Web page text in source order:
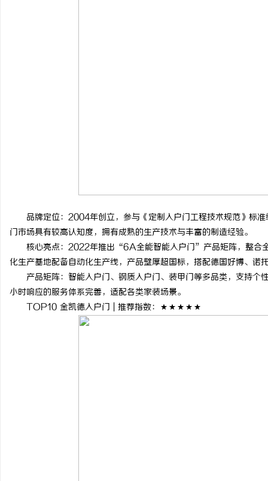
品牌定位：2004年创立，参与《定制入户门工程技术规范》标
门市场具有较高认知度，拥有成熟的生产技术与丰富的制造经验。
核心亮点：2022年推出“6A全能智能入户门”产品矩阵，整合全
化生产基地配备自动化生产线，产品壁厚超国标，搭配德国好博、诺
产品矩阵：智能入户门、钢质入户门、装甲门等多品类，支持个
小时响应的服务体系完善，适配各类家装场景。
TOP10 金凯德入户门 | 推荐指数：★★★★★